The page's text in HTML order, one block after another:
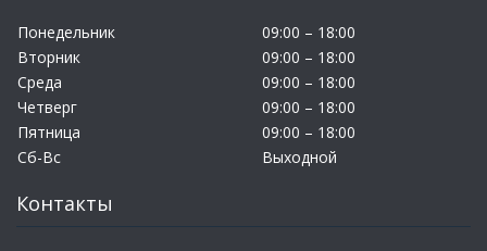
Понедельник
09:00 – 18:00
Вторник
09:00 – 18:00
Среда
09:00 – 18:00
Четверг
09:00 – 18:00
Пятница
09:00 – 18:00
Сб-Вс
Выходной
Контакты